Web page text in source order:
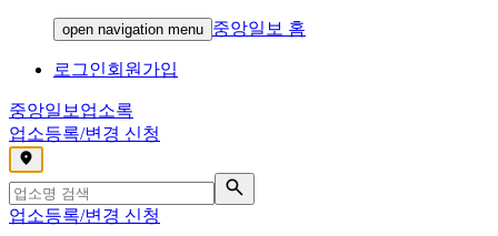
open navigation menu 중앙일보 홈
로그인회원가입
중앙일보 업소록
업소등록/변경 신청
,
업소등록/변경 신청